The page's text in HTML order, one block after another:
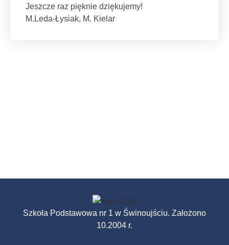
Jeszcze raz pięknie dziękujemy!
M.Leda-Łysiak, M. Kielar
Szkoła Podstawowa nr 1 w Świnoujściu. Założono
10.2004 r.